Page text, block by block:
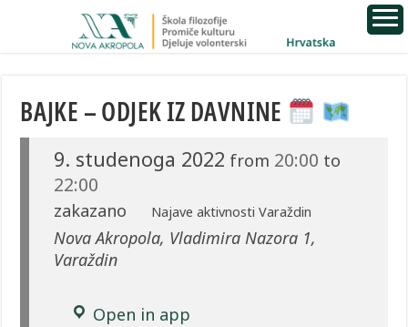
BAJKE – ODJEK IZ DAVNINE
9. studenoga 2022 from 20:00 to
22:00
zakazano Najave aktivnosti Varaždin
Nova Akropola, Vladimira Nazora 1,
Varaždin
Open in app